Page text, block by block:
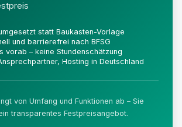
statt Baukasten-Vorlage
und barrierefrei nach BFSG
vorab – keine Stundenschätzung
Hosting in Deutschland
von Umfang und Funktionen ab – Sie
transparentes Festpreisangebot.